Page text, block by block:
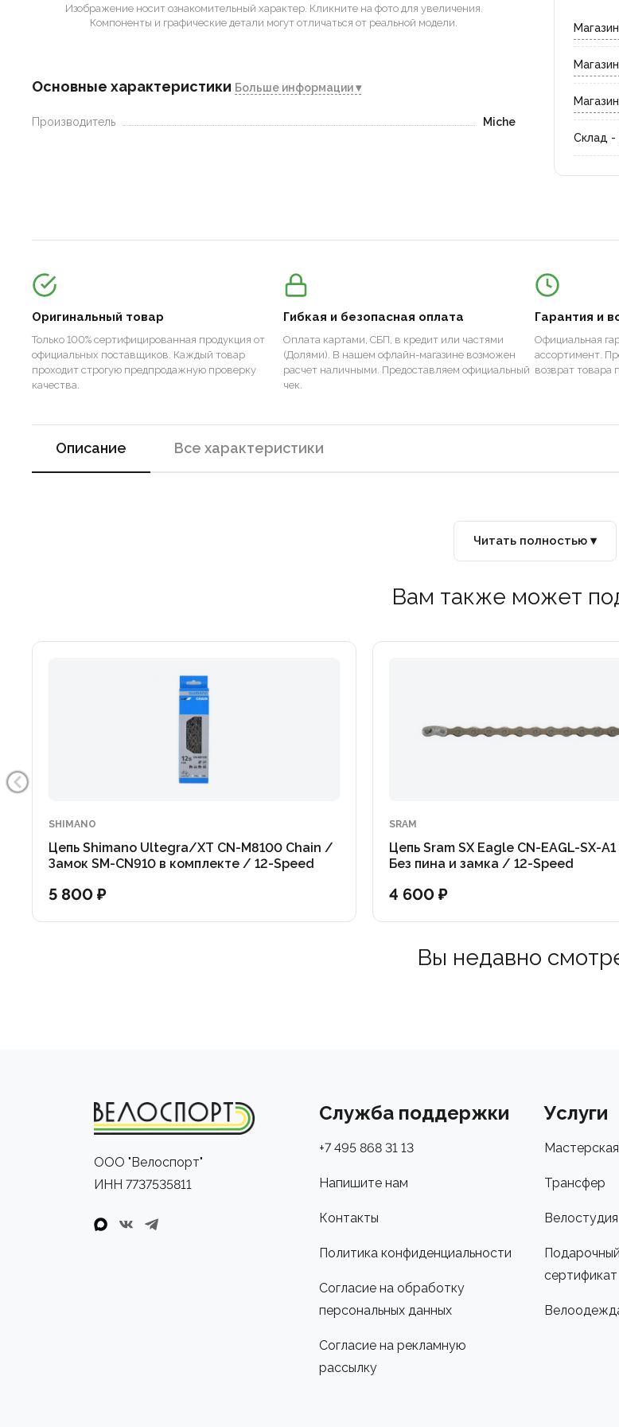
Изображение носит ознакомительный характер. Кликните на фото для увеличения.
Компоненты и графические детали могут отличаться от реальной модели.
Основные характеристики Больше информации ▾
Производитель Miche
Склад -
Оригинальный товар
Только 100% сертифицированная продукция от
официальных поставщиков. Каждый товар
проходит строгую предпродажную проверку
качества.
Гибкая и безопасная оплата
Оплата картами, СБП, в кредит или частями
(Долями). В нашем офлайн-магазине возможен
расчет наличными. Предоставляем официальный
чек.
Гарантия и
Официальная
ассортимент.
возврат товара
Описание Все характеристики
Читать полностью ▾
Вам также может
SHIMANO
Цепь Shimano Ultegra/XT CN-M8100 Chain /
Замок SM-CN910 в комплекте / 12-Speed
5 800 ₽
SRAM
Цепь Sram SX Eagle CN-EAGL-SX-
Без пина и замка / 12-Speed
4 600 ₽
Вы недавно
ООО "Велоспорт"
ИНН 7737535811
Служба поддержки
+7 495 868 31 13
Напишите нам
Контакты
Политика конфиденциальности
Согласие на обработку
персональных данных
Согласие на рекламную
рассылку
Услуги
Мастерская
Трансфер
Велостудия
Подарочный
сертификат